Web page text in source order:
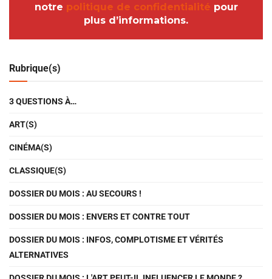
notre politique de confidentialité pour
plus d’informations.
Rubrique(s)
3 QUESTIONS À…
ART(S)
CINÉMA(S)
CLASSIQUE(S)
DOSSIER DU MOIS : AU SECOURS !
DOSSIER DU MOIS : ENVERS ET CONTRE TOUT
DOSSIER DU MOIS : INFOS, COMPLOTISME ET VÉRITÉS
ALTERNATIVES